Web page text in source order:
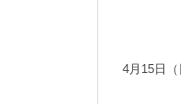
4月15日